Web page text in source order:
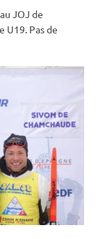
JOJ de
U19. Pas de